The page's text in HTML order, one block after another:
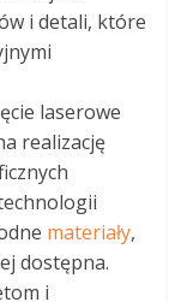
i detali, które
laserowe
realizację
materiały,
dostępna.
i